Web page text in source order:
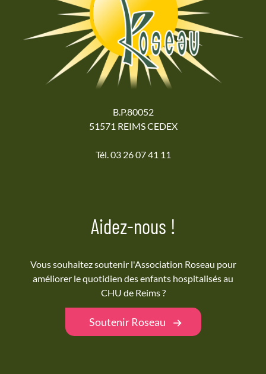
B.P.80052
51571 REIMS CEDEX
Tél. 03 26 07 41 11
Aidez-nous !
Vous souhaitez soutenir l'Association Roseau pour
améliorer le quotidien des enfants hospitalisés au
CHU de Reims ?
Soutenir Roseau